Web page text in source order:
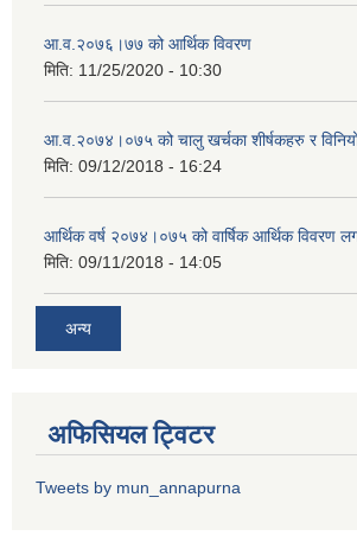
आ.व.२०७६।७७ को आर्थिक विवरण
मिति: 11/25/2020 - 10:30
आ.व.२०७४।०७५ को चालु खर्चका शीर्षकहरु र
मिति: 09/12/2018 - 16:24
आर्थिक वर्ष २०७४।०७५ को वार्षिक आर्थिक विवरण
मिति: 09/11/2018 - 14:05
अन्य
अफिसियल ट्विटर
Tweets by mun_annapurna